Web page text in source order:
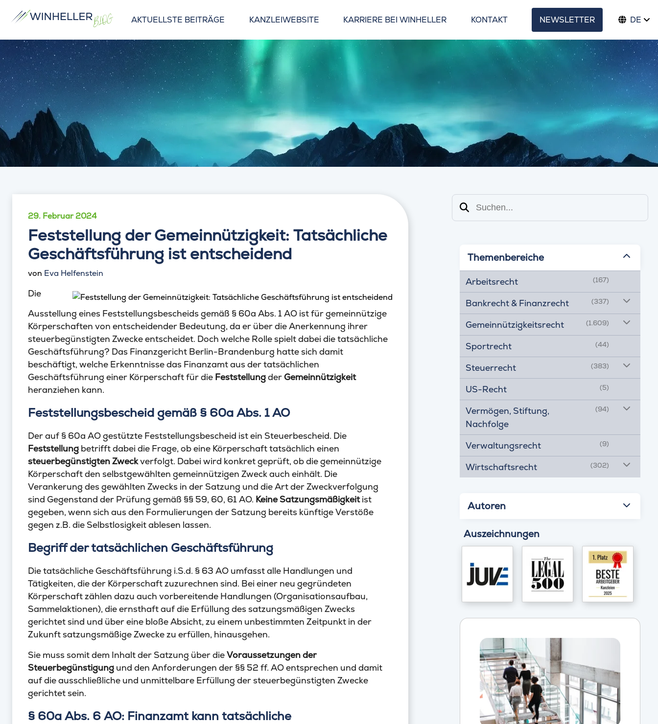
AKTUELLSTE BEITRÄGE KANZLEIWEBSITE KARRIERE BEI WINHELLER KONTAKT NEWSLETTER DE
29. Februar 2024
Feststellung der Gemeinnützigkeit: Tatsächliche
Geschäftsführung ist entscheidend
von Eva Helfenstein
Die
Ausstellung eines Feststellungsbescheids gemäß § 60a Abs. 1 AO ist für gemeinnützige
Körperschaften von entscheidender Bedeutung, da er über die Anerkennung ihrer
steuerbegünstigten Zwecke entscheidet. Doch welche Rolle spielt dabei die tatsächliche
Geschäftsführung? Das Finanzgericht Berlin-Brandenburg hatte sich damit
beschäftigt, welche Erkenntnisse das Finanzamt aus der tatsächlichen
Geschäftsführung einer Körperschaft für die FeststellungderGemeinnützigkeit
heranziehen kann.
Feststellungsbescheid gemäß § 60a Abs. 1 AO
Der auf § 60a AO gestützte Feststellungsbescheid ist ein Steuerbescheid. Die
Feststellung betrifft dabei die Frage, ob eine Körperschaft tatsächlich einen
steuerbegünstigten Zweckverfolgt. Dabei wird konkret geprüft, ob die gemeinnützige
Körperschaft den selbstgewählten gemeinnützigen Zweck auch einhält. Die
Verankerung des gewählten Zwecks in der Satzung und die Art der Zweckverfolgung
sind Gegenstand der Prüfung gemäß §§ 59, 60, 61 AO. Keine Satzungsmäßigkeitist
gegeben, wenn sich aus den Formulierungen der Satzung bereits künftige Verstöße
gegen z.B. die Selbstlosigkeit ablesen lassen.
Begriff der tatsächlichen Geschäftsführung
Die tatsächliche Geschäftsführung i.S.d. § 63 AO umfasst alle Handlungen und
Tätigkeiten, die der Körperschaft zuzurechnen sind. Bei einer neu gegründeten
Körperschaft zählen dazu auch vorbereitende Handlungen (Organisationsaufbau,
Sammelaktionen), die ernsthaft auf die Erfüllung des satzungsmäßigen Zwecks
gerichtet sind und über eine bloße Absicht, zu einem unbestimmten Zeitpunkt in der
Zukunft satzungsmäßige Zwecke zu erfüllen, hinausgehen.
Sie muss somit dem Inhalt der Satzung über dieVoraussetzungen der
Steuerbegünstigung und den Anforderungen der §§ 52 ff. AO entsprechen und damit
auf die ausschließliche und unmittelbare Erfüllung der steuerbegünstigten Zwecke
gerichtet sein.
§ 60a Abs. 6 AO: Finanzamt kann tatsächliche
Suchen
Themenbereiche
Arbeitsrecht (167)
Bankrecht & Finanzrecht (337)
Gemeinnützigkeitsrecht (1.609)
Sportrecht (44)
Steuerrecht (383)
US-Recht (5)
Vermögen, Stiftung,
Nachfolge
(94)
Verwaltungsrecht (9)
Wirtschaftsrecht (302)
Autoren
Auszeichnungen